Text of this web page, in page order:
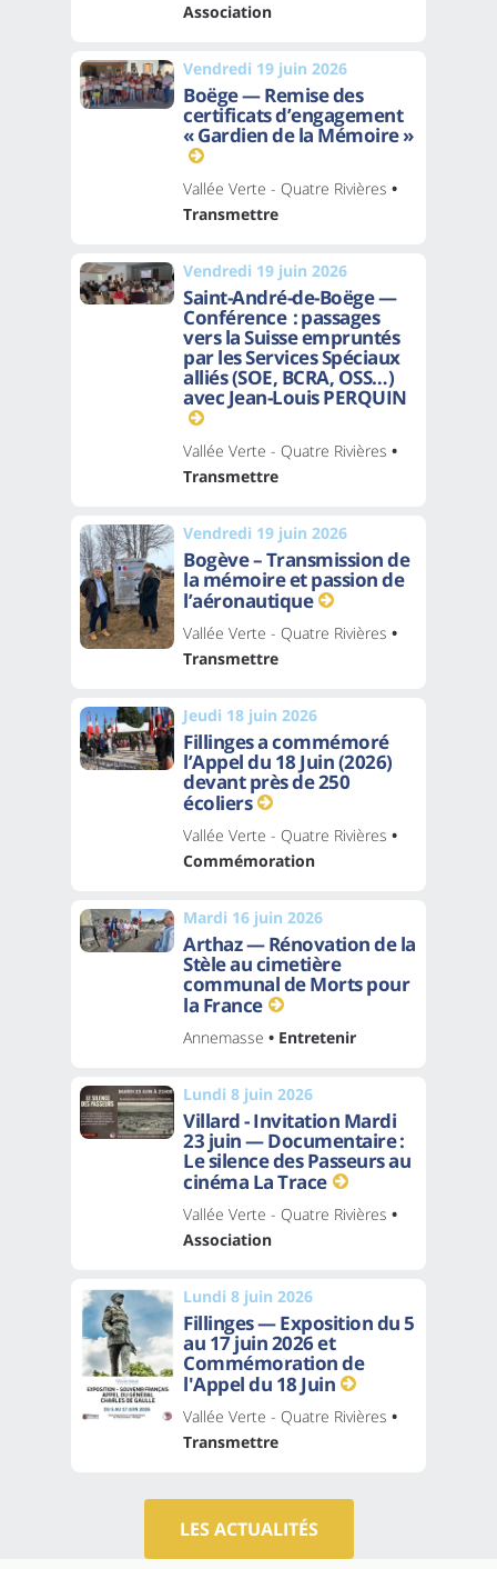
Association
Vendredi 19 juin 2026
Boëge — Remise des
certificats d’engagement
« Gardien de la Mémoire »
Vallée Verte - Quatre Rivières •
Transmettre
Vendredi 19 juin 2026
Saint-André-de-Boëge —
Conférence : passages
vers la Suisse empruntés
par les Services Spéciaux
alliés (SOE, BCRA, OSS…)
avec Jean-Louis PERQUIN
Vallée Verte - Quatre Rivières •
Transmettre
Vendredi 19 juin 2026
Bogève – Transmission de
la mémoire et passion de
l’aéronautique
Vallée Verte - Quatre Rivières •
Transmettre
Jeudi 18 juin 2026
Fillinges a commémoré
l’Appel du 18 Juin (2026)
devant près de 250
écoliers
Vallée Verte - Quatre Rivières •
Commémoration
Mardi 16 juin 2026
Arthaz — Rénovation de la
Stèle au cimetière
communal de Morts pour
la France
Annemasse • Entretenir
Lundi 8 juin 2026
Villard - Invitation Mardi
23 juin — Documentaire :
Le silence des Passeurs au
cinéma La Trace
Vallée Verte - Quatre Rivières •
Association
Lundi 8 juin 2026
Fillinges — Exposition du 5
au 17 juin 2026 et
Commémoration de
l'Appel du 18 Juin
Vallée Verte - Quatre Rivières •
Transmettre
LES ACTUALITÉS